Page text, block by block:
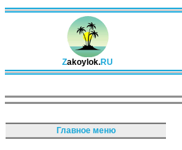
Zakoylok.RU
Главное меню